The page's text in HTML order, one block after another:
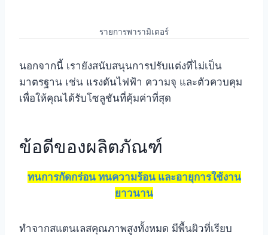
รายการพารามิเตอร์
นอกจากนี้ เรายังสนับสนุนการปรับแต่งที่ไม่เป็น
มาตรฐาน เช่น แรงดันไฟฟ้า ความจุ และตัวควบคุม
เพื่อให้คุณได้รับโซลูชันที่คุ้มค่าที่สุด
ข้อดีของผลิตภัณฑ์
ทนการกัดกร่อน ทนความร้อน และอายุการใช้งาน
ยาวนาน
ทำจากสแตนเลสคุณภาพสูงทั้งหมด มีพื้นผิวที่เรียบ